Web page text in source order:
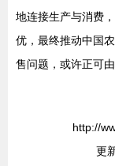
地连接生产与消费
优，最终推动中国
售问题，或许正可由
http://
更